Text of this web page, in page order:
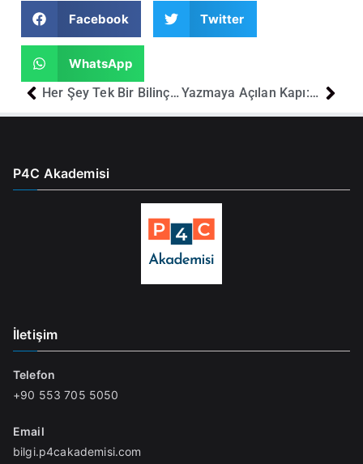
Facebook Twitter
WhatsApp
Her Şey Tek Bir Bilinç Olabilir mi? Evrenin En Derin Sorusu
Yazmaya Açılan Kapı: Okumak
P4C Akademisi
İletişim
Telefon
+90 553 705 5050
Email
bilgi.p4cakademisi.com